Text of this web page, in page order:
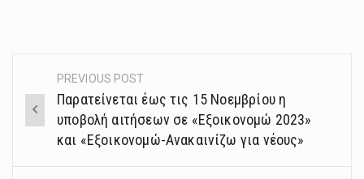
Post
navigation
PREVIOUS POST
Παρατείνεται έως τις 15 Νοεμβρίου η
υποβολή αιτήσεων σε «Εξοικονομώ 2023»
και «Εξοικονομώ-Ανακαινίζω για νέους»